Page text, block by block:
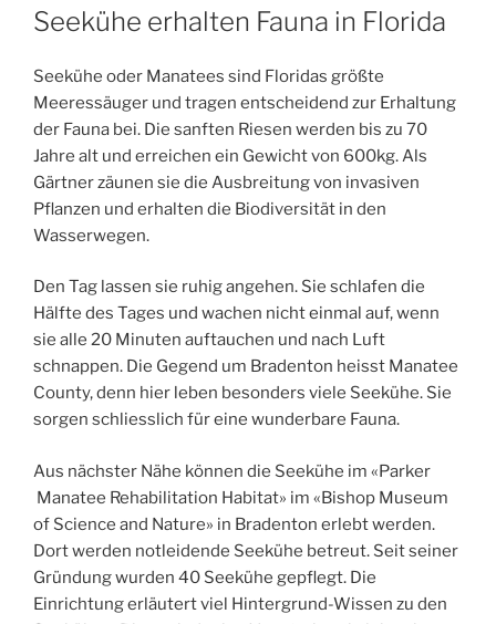
AM
Seekühe erhalten Fauna in Florida
Seekühe oder Manatees sind Floridas größte
Meeressäuger und tragen entscheidend zur Erhaltung
der Fauna bei. Die sanften Riesen werden bis zu 70
Jahre alt und erreichen ein Gewicht von 600kg. Als
Gärtner zäunen sie die Ausbreitung von invasiven
Pflanzen und erhalten die Biodiversität in den
Wasserwegen.
Den Tag lassen sie ruhig angehen. Sie schlafen die
Hälfte des Tages und wachen nicht einmal auf, wenn
sie alle 20 Minuten auftauchen und nach Luft
schnappen. Die Gegend um Bradenton heisst Manatee
County, denn hier leben besonders viele Seekühe. Sie
sorgen schliesslich für eine wunderbare Fauna.
Aus nächster Nähe können die Seekühe im «Parker
Manatee Rehabilitation Habitat» im «Bishop Museum
of Science and Nature» in Bradenton erlebt werden.
Dort werden notleidende Seekühe betreut. Seit seiner
Gründung wurden 40 Seekühe gepflegt. Die
Einrichtung erläutert viel Hintergrund-Wissen zu den